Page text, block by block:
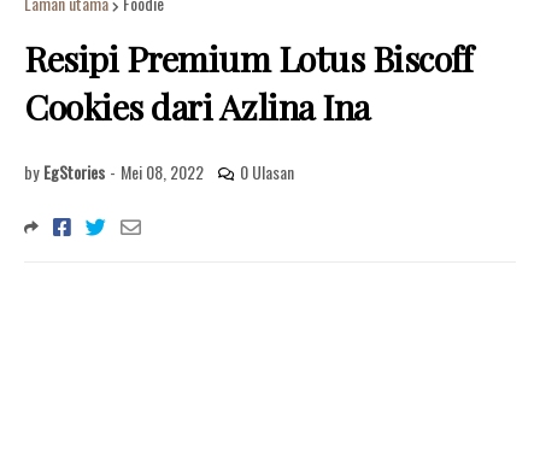
Resipi Premium Lotus Biscoff
Cookies dari Azlina Ina
by EgStories - Mei 08, 2022 0 Ulasan